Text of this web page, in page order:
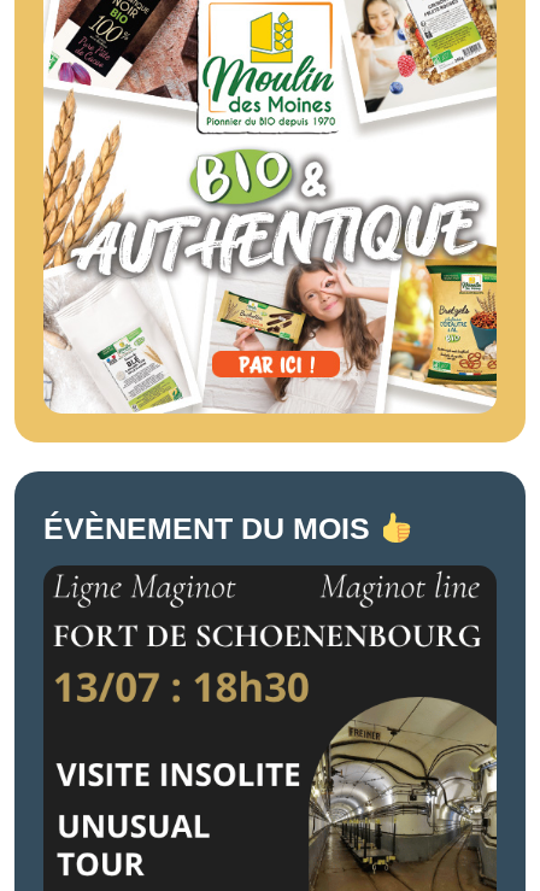
ÉVÈNEMENT DU MOIS